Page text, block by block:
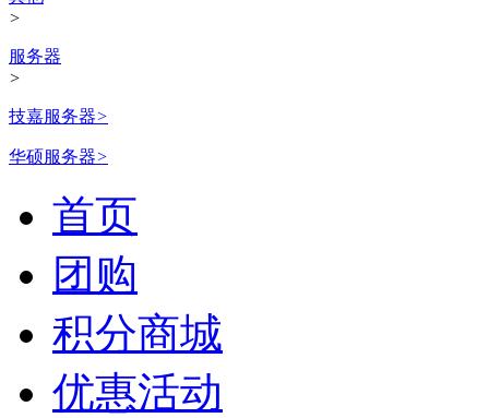
>
服务器
>
技嘉服务器>
华硕服务器>
首页
团购
积分商城
优惠活动